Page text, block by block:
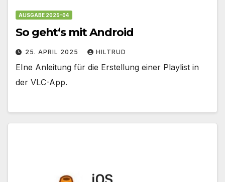
AUSGABE 2025-04
So geht‘s mit Android
25. APRIL 2025 HILTRUD
EIne Anleitung für die Erstellung einer Playlist in
der VLC-App.